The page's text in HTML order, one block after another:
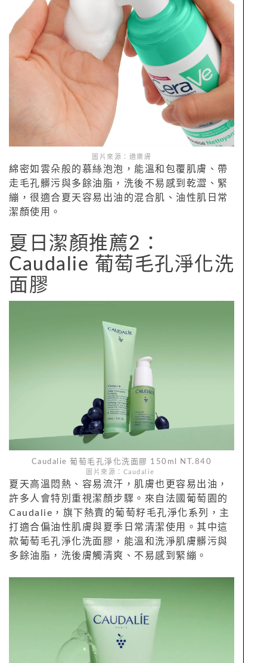
圖片來源：適樂膚
綿密如雲朵般的慕絲泡泡，能溫和包覆肌膚、帶
走毛孔髒污與多餘油脂，洗後不易感到乾澀、緊
繃，很適合夏天容易出油的混合肌、油性肌日常
潔顏使用。
夏日潔顏推薦2：
Caudalie 葡萄毛孔淨化洗
面膠
Caudalie 葡萄毛孔淨化洗面膠 150ml NT.840
圖片來源：Caudalie
夏天高溫悶熱、容易流汗，肌膚也更容易出油，
許多人會特別重視潔顏步驟。來自法國葡萄園的
Caudalie，旗下熱賣的葡萄籽毛孔淨化系列，主
打適合偏油性肌膚與夏季日常清潔使用。其中這
款葡萄毛孔淨化洗面膠，能溫和洗淨肌膚髒污與
多餘油脂，洗後膚觸清爽、不易感到緊繃。